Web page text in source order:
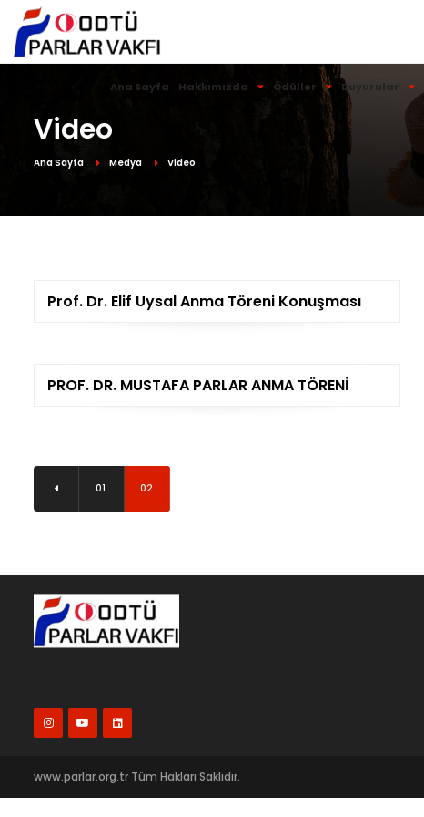
Ana Sayfa Hakkımızda Ödüller Duyurular
Video
Ana Sayfa Medya Video
Prof. Dr. Elif Uysal Anma Töreni Konuşması
PROF. DR. MUSTAFA PARLAR ANMA TÖRENİ
01. 02.
www.parlar.org.tr Tüm Hakları Saklıdır.